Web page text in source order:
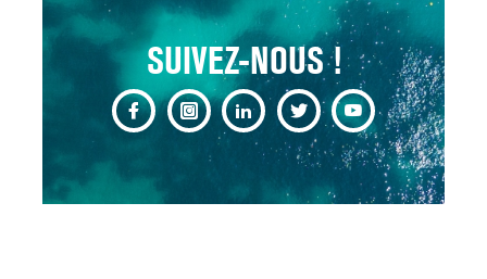
SUIVEZ-NOUS !
CHANGEMENT DE SEXE :
DES DEMANDES
TOUJOURS PLUS